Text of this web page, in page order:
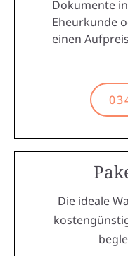
Dokumente
Eheurkunde
einen
Die ideale